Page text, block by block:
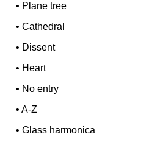
• Plane tree
•Cathedral
• Dissent
• Heart
• No entry
•A-Z
•Glass harmonica